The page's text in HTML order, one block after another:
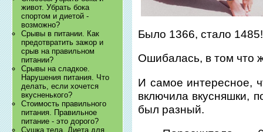
живот. Убрать бока
спортом и диетой -
возможно?
Срывы в питании. Как
предотвратить зажор и
срыв на правильном
питании?
Срывы на сладкое.
Нарушения питания. Что
делать, если хочется
вкусненького?
Стоимость правильного
питания. Правильное
питание - это дорого?
Сушка тела. Диета для
Было 1366, стало
Ошибалась, в том что
И самое интересное,
включила вкусняшки,
был разный.